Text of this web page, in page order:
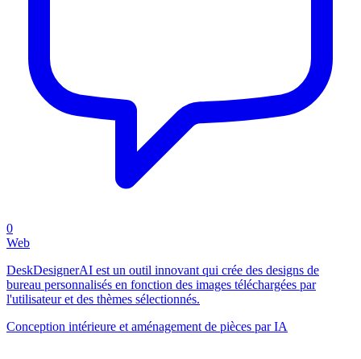
0
Web
DeskDesignerAI est un outil innovant qui crée des designs de
bureau personnalisés en fonction des images téléchargées par
l'utilisateur et des thèmes sélectionnés.
Conception intérieure et aménagement de pièces par IA